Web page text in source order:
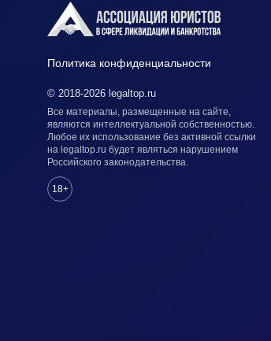
Политика конфиденциальности
© 2018-2026 legaltop.ru
Все материалы, размещенные на сайте,
являются интеллектуальной собственностью.
Любое их использование без активной ссылки
на legaltop.ru будет являться нарушением
Российского законодательства.
18+